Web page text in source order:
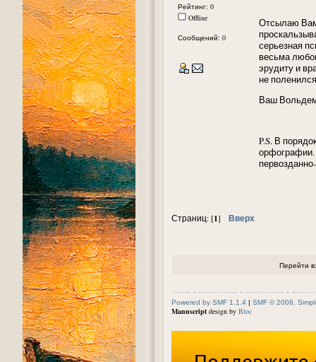
Рейтинг: 0
Offline
Сообщений: 0
Отсылаю Вам
серьезная
весьма
эрудиту и
не
Ваш
P.S. В
орфографии.
Страниц: [1] Вверх
Перейти в:
Powered by SMF 1.1.4 | SMF © 2006,
Manuscript design by Bloc